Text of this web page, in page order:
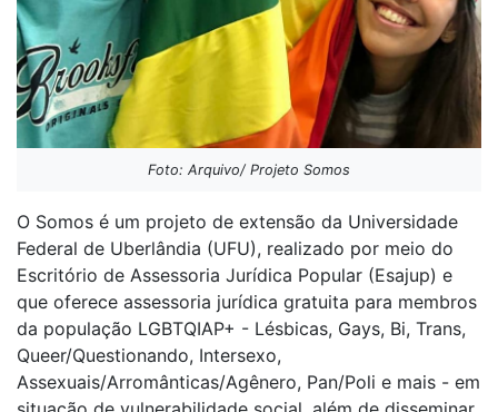
Foto: Arquivo/ Projeto Somos
O Somos é um projeto de extensão da Universidade
Federal de Uberlândia (UFU), realizado por meio do
Escritório de Assessoria Jurídica Popular (Esajup) e
que oferece assessoria jurídica gratuita para membros
da população LGBTQIAP+ - Lésbicas, Gays, Bi, Trans,
Queer/Questionando, Intersexo,
Assexuais/Arromânticas/Agênero, Pan/Poli e mais - em